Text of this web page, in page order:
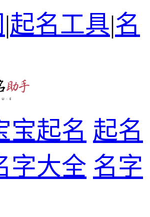
|起名工具|名
宝起名 起名
字大全 名字